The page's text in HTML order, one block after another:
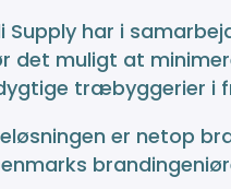
Supply har i
det muligt at
træbyggerier i
er netop